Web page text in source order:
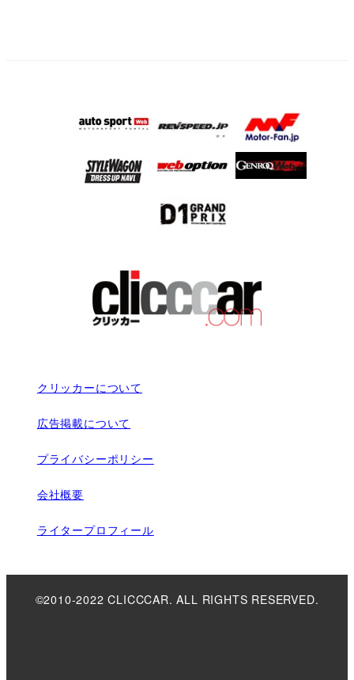
クリッカーについて
広告掲載について
プライバシーポリシー
会社概要
ライタープロフィール
©2010-2022 CLICCCAR. ALL RIGHTS RESERVED.